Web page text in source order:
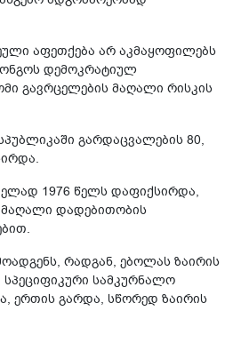
აფეთქება არ აკმაყოფილებს
დემოკრატიულ
გავრცელების მაღალი რისკის
გარდაცვალების 80,
1976 წელს დაფიქსირდა,
მაღალი დადებითობის
რადგან, ებოლას ზაირის
სპეციფიკური სამკურნალო
ერთის გარდა, სწორედ ზაირის